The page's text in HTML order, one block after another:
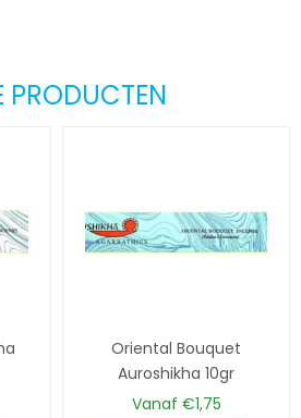
PRODUCTEN
Oriental Bouquet
Auroshikha 10gr
Vanaf €1,75